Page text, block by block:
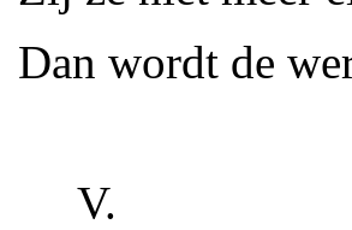
Dan wordt de
V.